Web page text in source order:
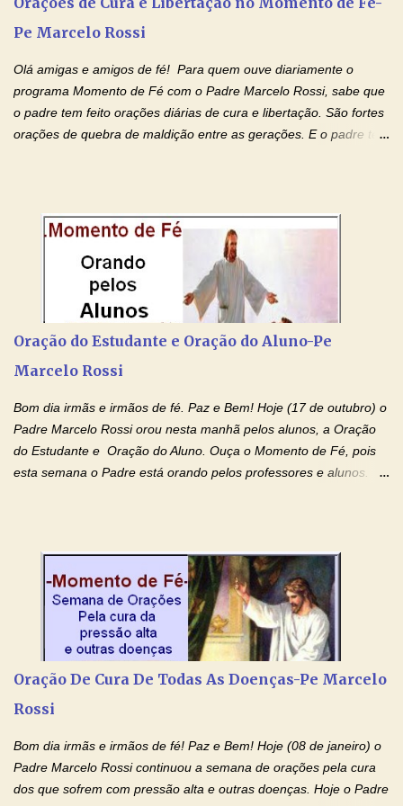
Pe Marcelo Rossi
Olá amigas e amigos de fé! Para quem ouve diariamente o
programa Momento de Fé com o Padre Marcelo Rossi, sabe que
o padre tem feito orações diárias de cura e libertação. São fortes
orações de quebra de maldição entre as gerações. E o padre tem
por estas valiosas orações. Tenham um lindo fim de semana na
paz de Jesus Cristo e no amor de Maria Santíssima. Adriana-
Devoção e Fé Clique para acessar: Facebook Padre Marcelo
Rossi Site Padre Marcelo Rossi (para ouvir o Momento de Fé)
Tocai, Cura! E Restaura! "Jesus, no poder de Seu Nome, peço
agora que as águas do meu batismo fluam para trás através das
gerações, através de todas as raízes da minha árvore
genealógica. Que o Sangue de Jesus, purificador e vivificante,
Oração do Estudante e Oração do Aluno-Pe
Marcelo Rossi
Bom dia irmãs e irmãos de fé. Paz e Bem! Hoje (17 de outubro) o
Padre Marcelo Rossi orou nesta manhã pelos alunos, a Oração
do Estudante e Oração do Aluno. Ouça o Momento de Fé, pois
esta semana o Padre está orando pelos professores e alunos.
intelectualmente e espiritualmente para o dia da prova. Confie no
amor Ágape de Jesus e no amor materno de Nossa Senhora.
Fique com a paz de Jesus e o amor de Maria! Adriana-Devoção e
Fé Oração do Estudante I Senhor, eu sou estudante, e por sinal,
inteligente. Prova isto é o fato de eu estar aqui, conversando com
o Senhor. Obrigado pelo dom da inteligência e pela possibilidade
de estudar. Mas, como o Senhor sabe, a vida de estudante nem
sempre é fácil. A rotina cansa e o aprender exige uma série de
Oração De Cura De Todas As Doenças-Pe Marcelo
Rossi
Bom dia irmãs e irmãos de fé! Paz e Bem! Hoje (08 de janeiro) o
Padre Marcelo Rossi continuou a semana de orações pela cura
dos que sofrem com pressão alta e outras doenças. Hoje o Padre